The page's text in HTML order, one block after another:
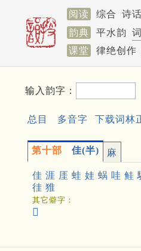
阅读 综合 诗话
韵典
平水韵
课堂
律绝创作
输入韵字：
总目 多音字 下载词林
第十部 佳(半) 麻
佳 涯 厓 蛙 娃 蜗 哇 鲑
徍 猚
其它僻字：
𦶎